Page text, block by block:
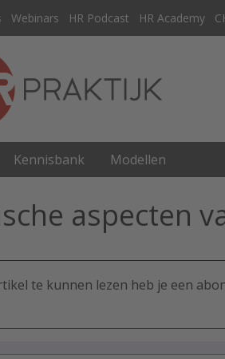
Webinars HR Podcast HR Academy
Kennisbank Modellen
aspecten
te kunnen lezen heb je een